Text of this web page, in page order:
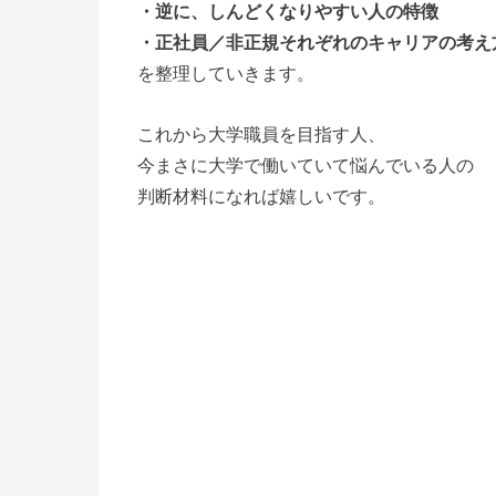
・逆に、しんどくなりやすい人の特徴
・正社員／非正規それぞれのキャリアの考え
を整理していきます。
これから大学職員を目指す人、
今まさに大学で働いていて悩んでいる人の
判断材料になれば嬉しいです。